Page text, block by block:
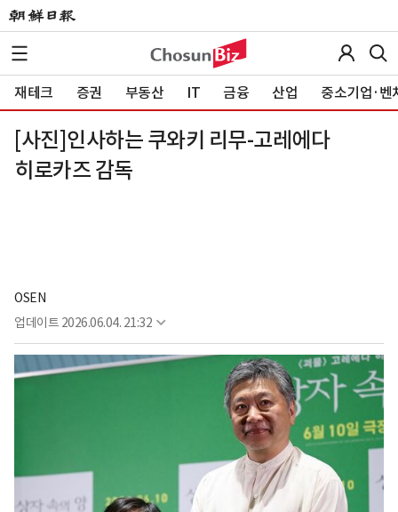
재테크 증권 부동산 IT 금융 산업 중소기업·벤
[사진]인사하는 쿠와키 리무-고레에다
히로카즈 감독
OSEN
업데이트 2026.06.04. 21:32